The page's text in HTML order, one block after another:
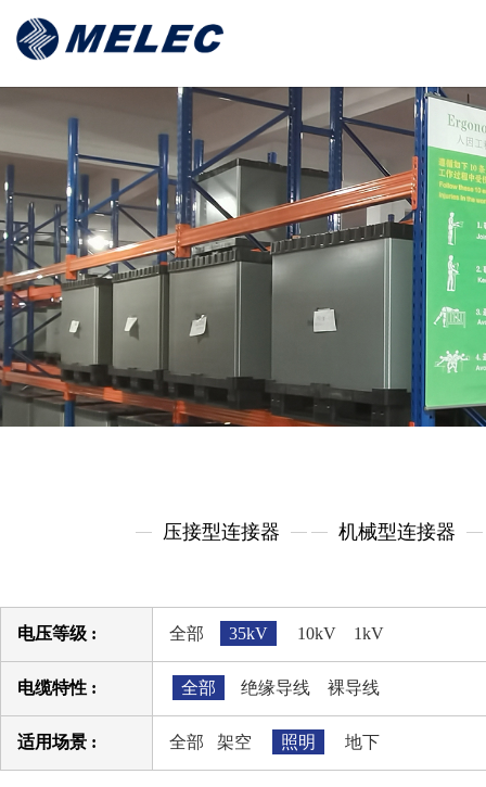
压接型连接器 机械型连接器
电压等级 : 全部 35kV 10kV 1kV
电缆特性 : 全部 绝缘导线 裸导线
适用场景 : 全部 架空 照明 地下